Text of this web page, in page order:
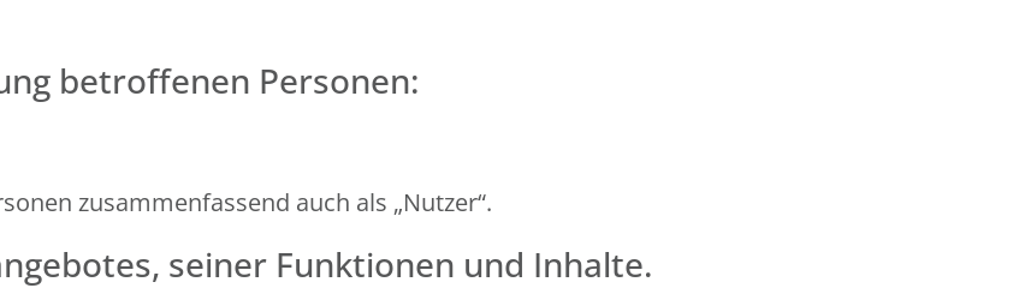
betroffenen Personen:
zusammenfassend auch als „Nutzer“.
seiner Funktionen und Inhalte.